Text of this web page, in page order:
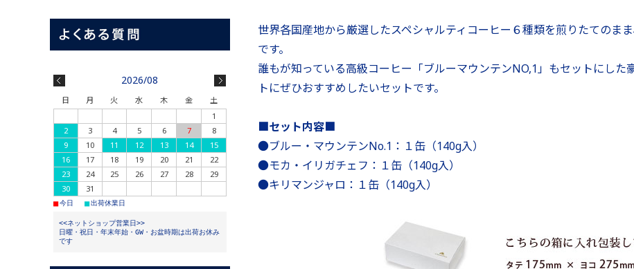
世界各国産地から厳選したスペシャルティコーヒー６種類を煎りたてのま
です。
誰もが知っている高級コーヒー「ブルーマウンテンNO,1」もセットにし
トにぜひおすすめしたいセットです。
■セット内容■
●ブルー・マウンテンNo.1：１缶（140g入）
●モカ・イリガチェフ：１缶（140g入）
●キリマンジャロ：１缶（140g入）
2026/08
日 月 火 水 木 金
土
1
2
3 4 5 6 7
8
9
10 11 12 13 14
15
16
17 18 19 20 21
22
23
24 25 26 27 28
29
30
31
■今日 ■出荷休業日
<<ネットショップ営業日>>
日曜・祝日・年末年始・GW・お盆時期は出荷お休み
です